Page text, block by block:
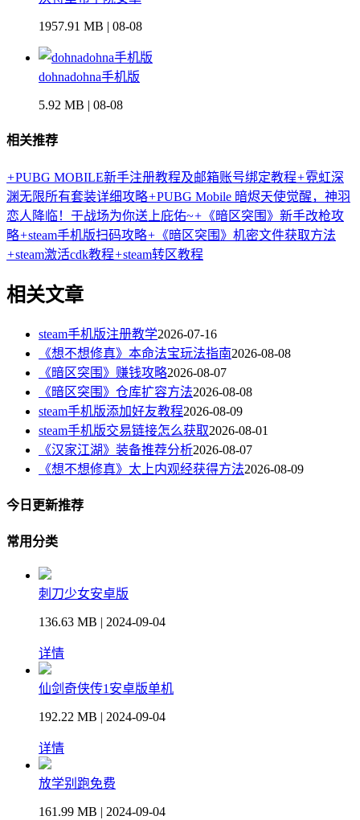
1957.91 MB | 08-08
dohnadohna手机版
5.92 MB | 08-08
相关推荐
+PUBG MOBILE新手注册教程及邮箱账号绑定教程+霓虹深
渊无限所有套装详细攻略+PUBG Mobile 暗烬天使觉醒，神羽
恋人降临！于战场为你送上庇佑~+ 《暗区突围》新手改枪攻
略+steam手机版扫码攻略+ 《暗区突围》机密文件获取方法
+steam激活cdk教程+steam转区教程
相关文章
steam手机版注册教学2026-07-16
《想不想修真》本命法宝玩法指南2026-08-08
《暗区突围》赚钱攻略2026-08-07
《暗区突围》仓库扩容方法2026-08-08
steam手机版添加好友教程2026-08-09
steam手机版交易链接怎么获取2026-08-01
《汉家江湖》装备推荐分析2026-08-07
《想不想修真》太上内观经获得方法2026-08-09
今日更新推荐
常用分类
刺刀少女安卓版
136.63 MB | 2024-09-04
详情
仙剑奇侠传1安卓版单机
192.22 MB | 2024-09-04
详情
放学别跑免费
161.99 MB | 2024-09-04